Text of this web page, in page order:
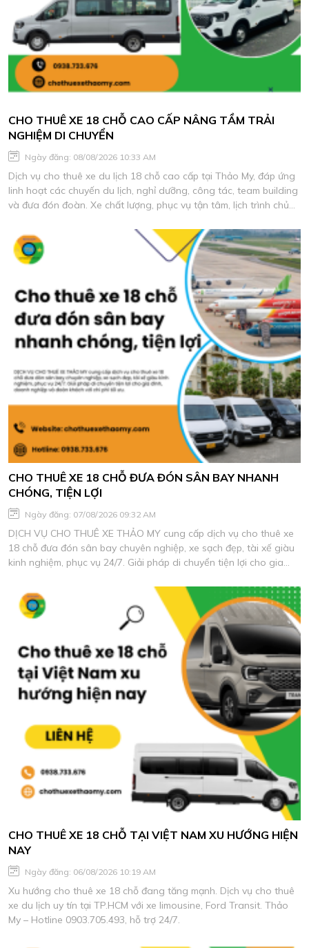
CHO THUÊ XE 18 CHỖ CAO CẤP NÂNG TẦM TRẢI
NGHIỆM DI CHUYỂN
Ngày đăng: 08/08/2026 10:33 AM
Dịch vụ cho thuê xe du lịch 18 chỗ cao cấp tại Thảo My, đáp ứng
linh hoạt các chuyến du lịch, nghỉ dưỡng, công tác, team building
và đưa đón đoàn. Xe chất lượng, phục vụ tận tâm, lịch trình chủ
CHO THUÊ XE 18 CHỖ ĐƯA ĐÓN SÂN BAY NHANH
CHÓNG, TIỆN LỢI
Ngày đăng: 07/08/2026 09:32 AM
DỊCH VỤ CHO THUÊ XE THẢO MY cung cấp dịch vụ cho thuê xe
18 chỗ đưa đón sân bay chuyên nghiệp, xe sạch đẹp, tài xế giàu
kinh nghiệm, phục vụ 24/7. Giải pháp di chuyển tiện lợi cho gia
CHO THUÊ XE 18 CHỖ TẠI VIỆT NAM XU HƯỚNG HIỆN
NAY
Ngày đăng: 06/08/2026 10:19 AM
Xu hướng cho thuê xe 18 chỗ đang tăng mạnh. Dịch vụ cho thuê
xe du lịch uy tín tại TP.HCM với xe limousine, Ford Transit. Thảo
My – Hotline 0903.705.493, hỗ trợ 24/7.